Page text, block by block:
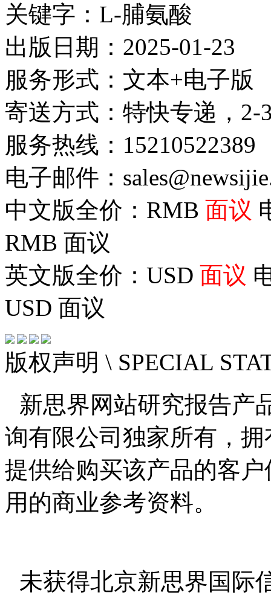
关键字：L-脯氨酸
出版日期：2025-01-23
服务形式：文本+电子版
寄送方式：特快专递，2-
服务热线：15210522389
电子邮件：
中文版全价：RMB 面议
RMB 面议
英文版全价：USD 面议
USD 面议
版权声明 \ SPECIAL
新思界网站研究报告产
询有限公司独家所有，
提供给购买该产品的客
用的商业参考资料。
未获得北京新思界国际